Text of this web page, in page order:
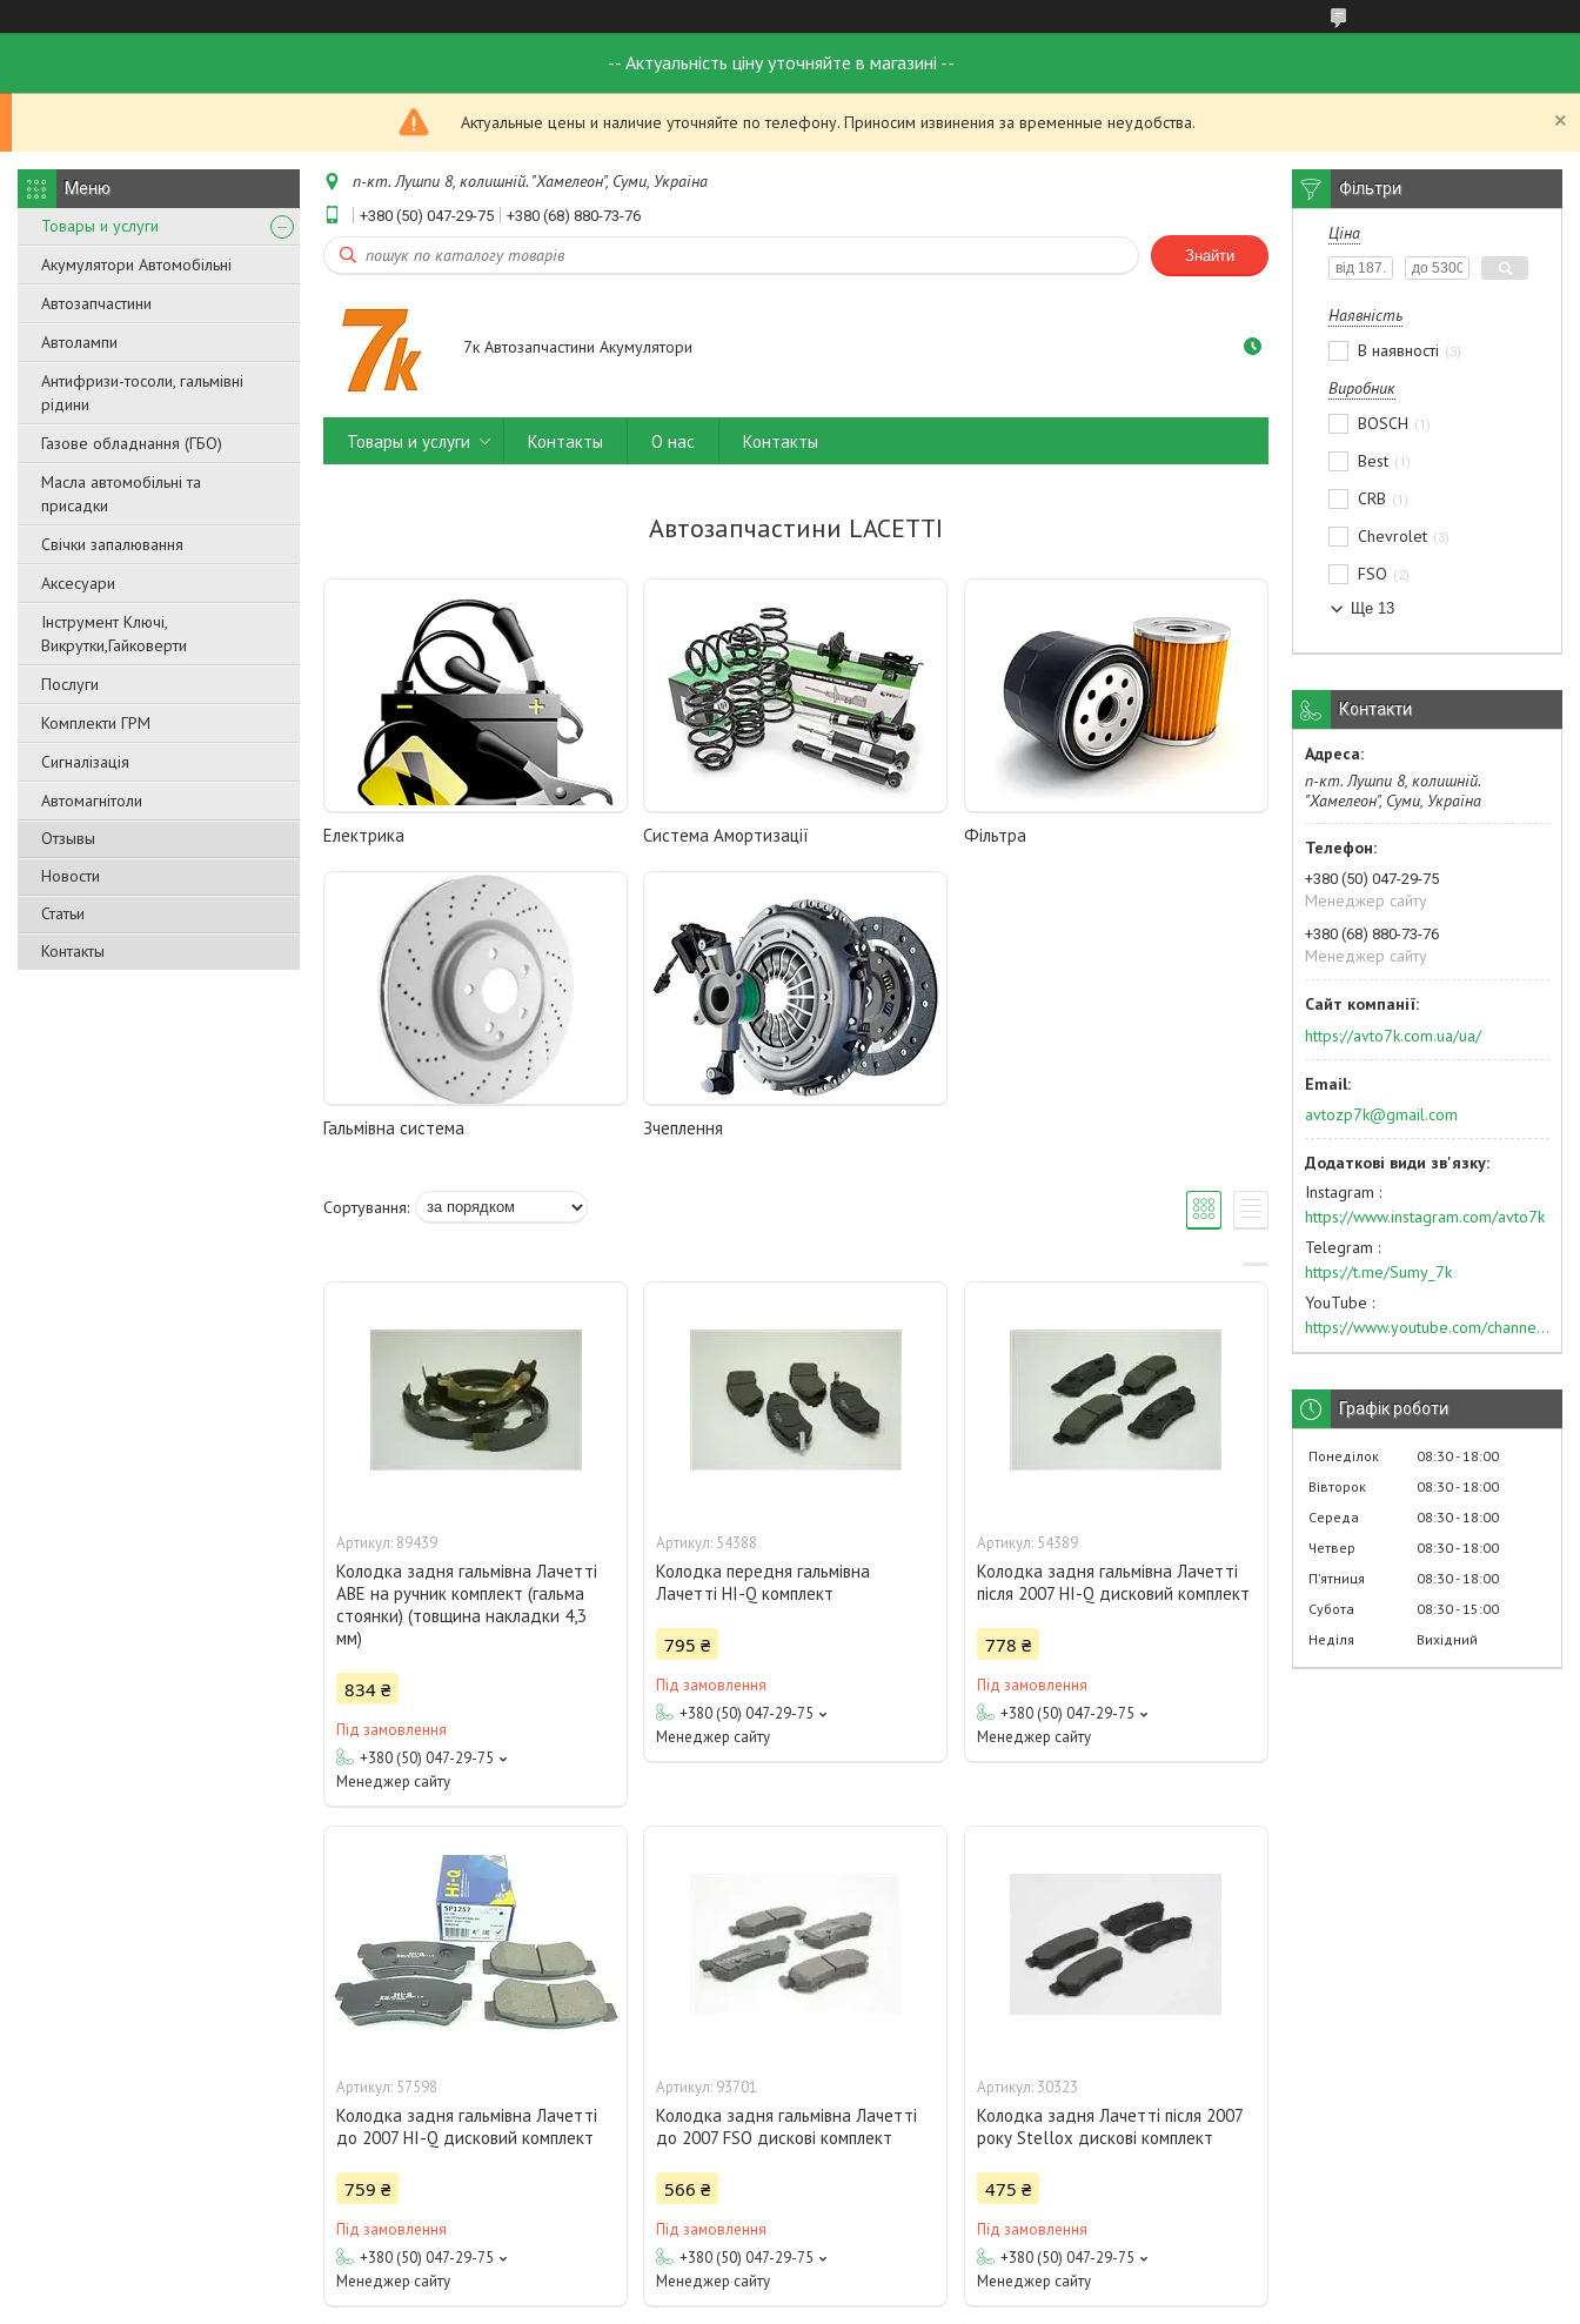
-- Актуальність ціну уточняйте в магазині --
Актуальные цены и наличие уточняйте по телефону. Приносим извинения за временные неудобства.
Товары и услуги
Акумулятори Автомобільні
Автозапчастини
Автолампи
Антифризи-тосоли, гальмівні
рідини
Газове обладнання (ГБО)
Масла автомобільні та
присадки
Свічки запалювання
Аксесуари
Інструмент Ключі,
Викрутки,Гайковерти
Послуги
Комплекти ГРМ
Сигналізація
Автомагнітоли
Отзывы
Новости
Статьи
Контакты
п-кт. Лушпи 8, колишній. "Хамелеон", Суми, Україна
+380 (50) 047-29-75 +380 (68) 880-73-76
Знайти
7к Автозапчастини Акумулятори
Товары и услуги Контакты О нас Контакты
Автозапчастини LACETTI
Електрика Система Амортизації Фільтра
Гальмівна система Зчеплення
89439
Колодка задня гальмівна Лачетті
ABE на ручник комплект (гальма
стоянки) (товщина накладки 4,3
мм)
834 ₴
Під замовлення
+380 (50) 047-29-75
Менеджер сайту
54388
Колодка передня гальмівна
Лачетті HI-Q комплект
795 ₴
Під замовлення
+380 (50) 047-29-75
Менеджер сайту
54389
Колодка задня гальмівна Лачетті
після 2007 HI-Q дисковий комплект
778 ₴
Під замовлення
+380 (50) 047-29-75
Менеджер сайту
57598
Колодка задня гальмівна Лачетті
до 2007 HI-Q дисковий комплект
759 ₴
Під замовлення
+380 (50) 047-29-75
Менеджер сайту
93701
Колодка задня гальмівна Лачетті
до 2007 FSO дискові комплект
566 ₴
Під замовлення
+380 (50) 047-29-75
Менеджер сайту
30323
Колодка задня Лачетті після 2007
року Stellox дискові комплект
475 ₴
Під замовлення
+380 (50) 047-29-75
Менеджер сайту
Фільтри
Ціна
Наявність
В наявності
3
Виробник
BOSCH
1
Best 1
CRB 1
Chevrolet 3
FSO 2
Ще 13
Контакти
п-кт. Лушпи 8, колишній.
"Хамелеон", Суми, Україна
+380 (50) 047-29-75
Менеджер сайту
+380 (68) 880-73-76
Менеджер сайту
https://avto7k.com.ua/ua/
avtozp7k@gmail.com
Instagram
https://www.instagram.com/avto7k
Telegram
https://t.me/Sumy_7k
YouTube
https://www.youtube.com/channel/UC574nvqqf5H_LzT4Va_GpQg?view_as=subscriber
Графік роботи
Понеділок 08:30 18:00
Вівторок
08:30 18:00
Середа
08:30 18:00
Четвер
08:30 18:00
Пʼятниця
08:30 18:00
Субота
08:30 15:00
Неділя
Вихідний